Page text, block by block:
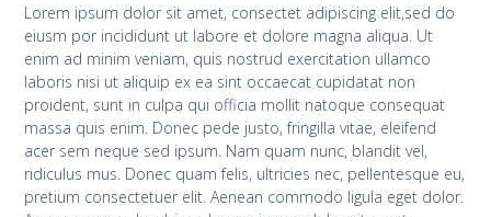
Lorem ipsum dolor sit amet, consectet adipiscing elit,sed do
eiusm por incididunt ut labore et dolore magna aliqua. Ut
enim ad minim veniam, quis nostrud exercitation ullamco
laboris nisi ut aliquip ex ea sint occaecat cupidatat non
proident, sunt in culpa qui officia mollit natoque consequat
massa quis enim. Donec pede justo, fringilla vitae, eleifend
acer sem neque sed ipsum. Nam quam nunc, blandit vel,
ridiculus mus. Donec quam felis, ultricies nec, pellentesque eu,
pretium consectetuer elit. Aenean commodo ligula eget dolor.